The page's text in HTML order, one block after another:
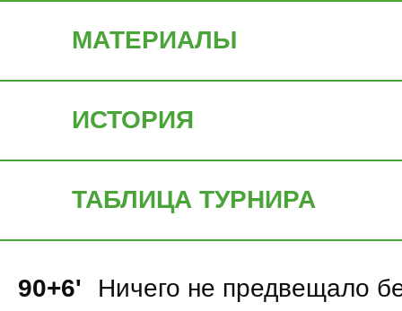
МАТЕРИАЛЫ
ИСТОРИЯ
ТАБЛИЦА ТУРНИРА
90+6'
Ничего не предвещало